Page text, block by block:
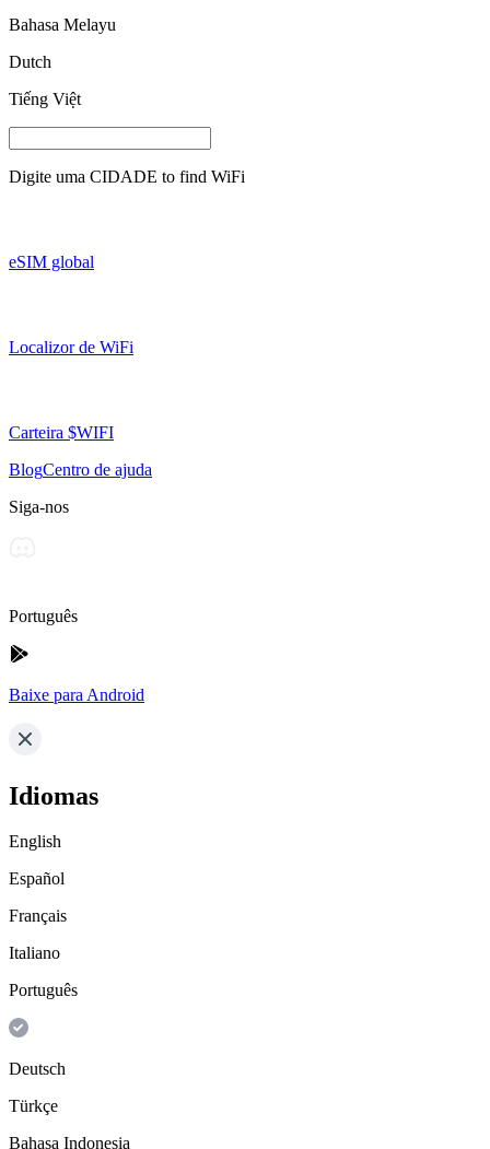
Bahasa Melayu
Dutch
Tiếng Việt
Digite uma CIDADE to find WiFi
eSIM global
Localizor de WiFi
Carteira $WIFI
BlogCentro de ajuda
Siga-nos
Português
Baixe para Android
Idiomas
English
Español
Français
Italiano
Português
Deutsch
Türkçe
Bahasa Indonesia